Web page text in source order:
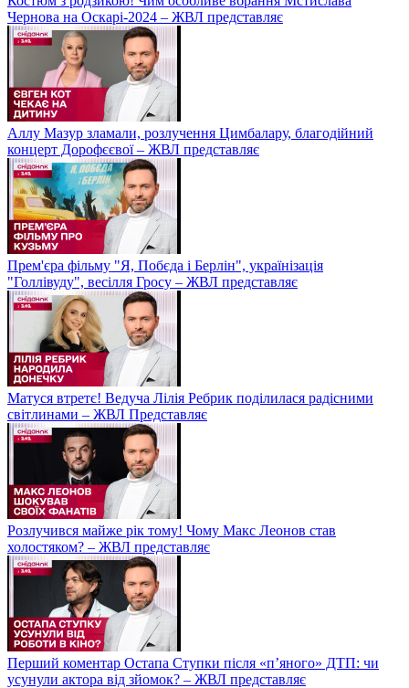
Чернова на Оскарі-2024 – ЖВЛ представляє
Аллу Мазур зламали, розлучення Цимбалару, благодійний
концерт Дорофєєвої – ЖВЛ представляє
Прем'єра фільму "Я, Побєда і Берлін", українізація
"Голлівуду", весілля Гросу – ЖВЛ представляє
Матуся втретє! Ведуча Лілія Ребрик поділилася радісними
світлинами – ЖВЛ Представляє
Розлучився майже рік тому! Чому Макс Леонов став
холостяком? – ЖВЛ представляє
Перший коментар Остапа Ступки після «п’яного» ДТП: чи
усунули актора від зйомок? – ЖВЛ представляє